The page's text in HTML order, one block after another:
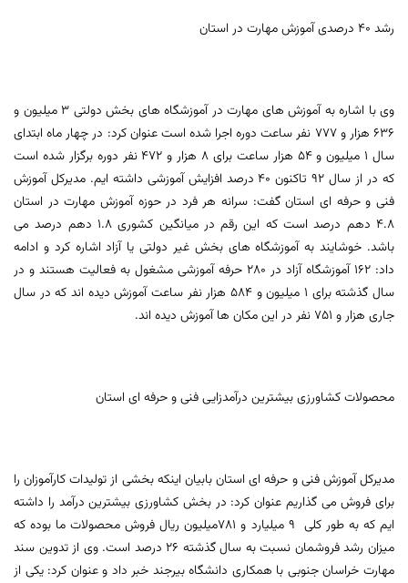
رشد 40 درصدی آموزش مهارت در استان
وی با اشاره به آموزش های مهارت در آموزشگاه های بخش دولتی 3 میلیون و
636 هزار و 777 نفر ساعت دوره اجرا شده است عنوان کرد: در چهار ماه ابتدای
سال 1 میلیون و 54 هزار ساعت برای 8 هزار و 472 نفر دوره برگزار شده است
که در از سال 92 تاکنون 40 درصد افزایش آموزشی داشته ایم. مدیرکل آموزش
فنی و حرفه ای استان گفت: سرانه هر فرد در حوزه آموزش مهارت در استان
4.8 دهم درصد است که این رقم در میانگین کشوری 1.8 دهم درصد می
باشد. خوشایند به آموزشگاه های بخش غیر دولتی یا آزاد اشاره کرد و ادامه
داد: 162 آموزشگاه آزاد در 280 حرفه آموزشی مشغول به فعالیت هستند و در
سال گذشته برای 1 میلیون و 584 هزار نفر ساعت آموزش دیده اند که در سال
جاری هزار و 751 نفر در این مکان ها آموزش دیده اند.
محصولات کشاورزی بیشترین درآمدزایی فنی و حرفه ای استان
مدیرکل آموزش فنی و حرفه ای استان بابیان اینکه بخشی از تولیدات کارآموزان را
برای فروش می گذاریم عنوان کرد: در بخش کشاورزی بیشترین درآمد را داشته
ایم که به طور کلی 9 میلیارد و 781میلیون ریال فروش محصولات ما بوده که
میزان رشد فروشمان نسبت به سال گذشته 26 درصد است. وی از تدوین سند
مهارت خراسان جنوبی با همکاری دانشگاه بیرجند خبر داد و عنوان کرد: یکی از